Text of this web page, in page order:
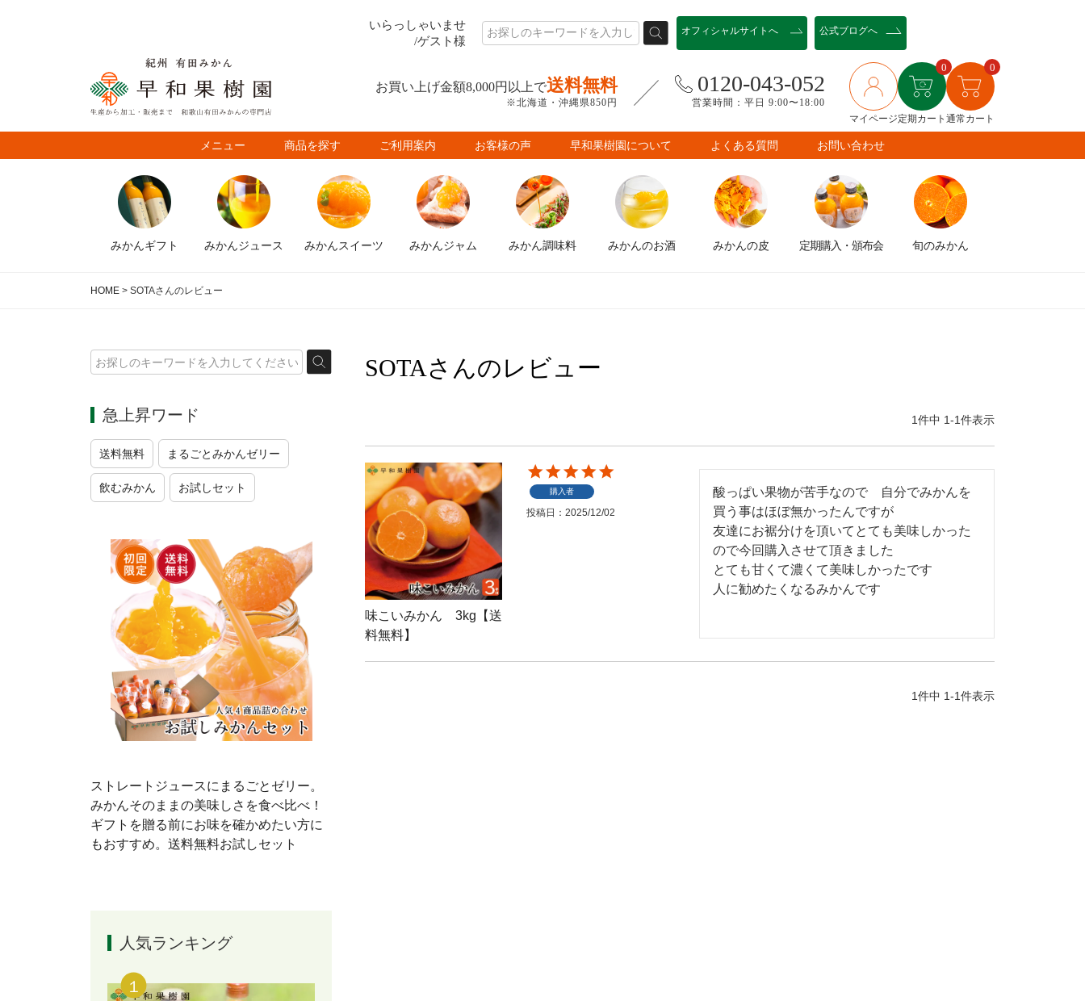
いらっしゃいませ
/ゲスト様
オフィシャルサイトへ 公式ブログへ
お買い上げ金額8,000円以上で送料無料
※北海道・沖縄県850円
0120-043-052
営業時間：平日 9:00〜18:00
マイページ
0
定期カート
0
通常カート
メニュー 商品を探す ご利用案内 お客様の声 早和果樹園について よくある質問 お問い合わせ
みかんギフト みかんジュース みかんスイーツ みかんジャム みかん調味料 みかんのお酒 みかんの皮 定期購入 ・頒布会 旬のみかん
HOME SOTAさんのレビュー
急上昇ワード
送料無料 まるごとみかんゼリー
飲むみかん お試しセット
ストレートジュースにまるごとゼリー。
みかんそのままの美味しさを食べ比べ！
ギフトを贈る前にお味を確かめたい方に
もおすすめ。送料無料お試しセット
人気ランキング
SOTAさんのレビュー
1件中 1-1件表示
味こいみかん 3kg【送
料無料】
購入者
投稿日 2025/12/02
酸っぱい果物が苦手なので　自分でみかんを
買う事はほぼ無かったんですが
友達にお裾分けを頂いてとても美味しかった
ので今回購入させて頂きました
とても甘くて濃くて美味しかったです
人に勧めたくなるみかんです
1件中 1-1件表示